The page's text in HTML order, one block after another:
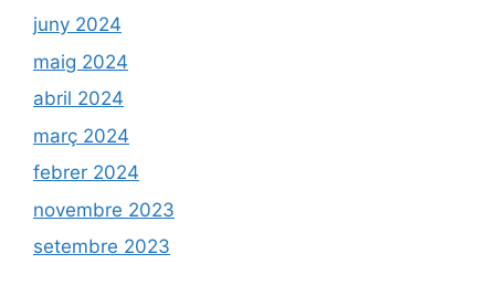
juny 2024
maig 2024
abril 2024
març 2024
febrer 2024
novembre 2023
setembre 2023